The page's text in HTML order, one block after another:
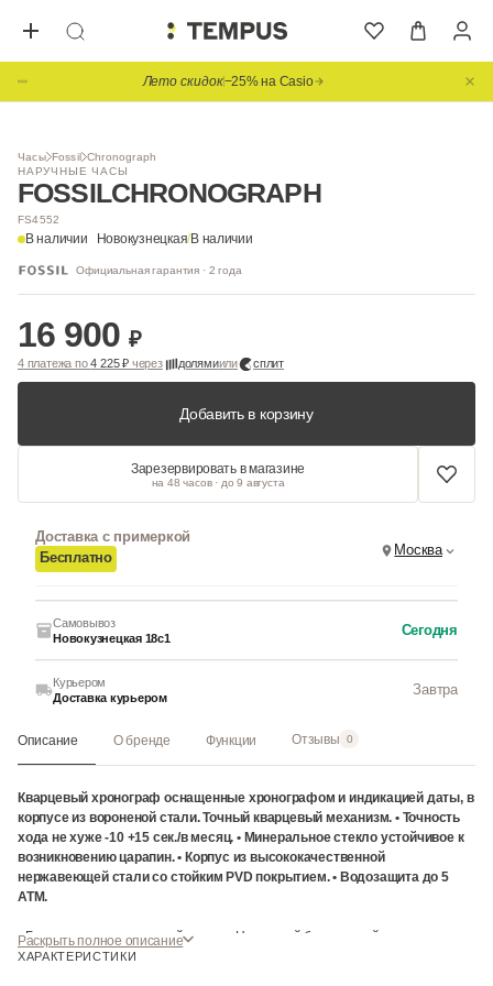
Лето скидок−25% на Casio
Часы Fossil Chronograph
НАРУЧНЫЕ ЧАСЫ
FOSSILCHRONOGRAPH
FS4552
В наличии Новокузнецкая/В наличии
Официальная гарантия · 2 года
1/ 10
16 900 ₽
4 платежа по4 225 ₽через долямиили сплит
Добавить в корзину
Зарезервировать в магазине
на 48 часов · до 9 августа
Доставка с примеркой
Бесплатно
Москва
Самовывоз
Новокузнецкая 18с1
Сегодня
Курьером
Доставка курьером
Завтра
Описание О бренде Функции Отзывы 0
Кварцевый хронограф оснащенные хронографом и индикацией даты, в
корпусе из вороненой стали. Точный кварцевый механизм. • Точность
хода не хуже -10 +15 сек./в месяц. • Минеральное стекло устойчивое к
возникновению царапин. • Корпус из высококачественной
нержавеющей стали со стойким PVD покрытием. • Водозащита до 5
АТМ.
• Браслет из нержавеющей стали. • Надежный браслетный замок с
тройным сгибом. Часы наручные механические Fossil. Этот аксессуар
Раскрыть полное описание
ХАРАКТЕРИСТИКИ